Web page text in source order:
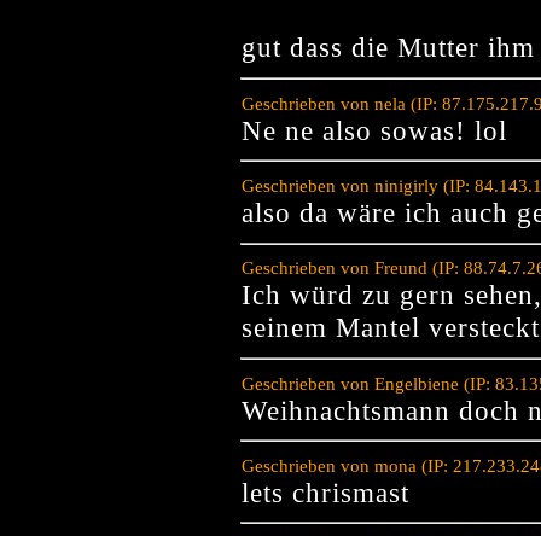
gut dass die Mutter
Geschrieben von nela (IP:
Ne ne also sowas! lol
Geschrieben von ninigirly (IP:
also da wäre ich auch
Geschrieben von Freund (IP:
Ich würd zu gern
seinem Mantel
Geschrieben von Engelbiene (IP:
Weihnachtsmann doch
Geschrieben von mona (IP:
lets chrismast